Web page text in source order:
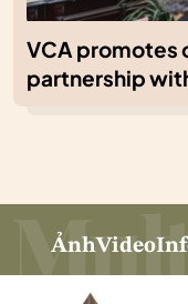
VCA
partnership
ẢnhVideo